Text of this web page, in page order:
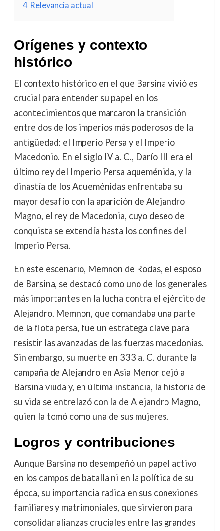
4 Relevancia actual
Orígenes y contexto
histórico
El contexto histórico en el que Barsina vivió es
crucial para entender su papel en los
acontecimientos que marcaron la transición
entre dos de los imperios más poderosos de la
antigüedad: el Imperio Persa y el Imperio
Macedonio. En el siglo IV a. C., Darío III era el
último rey del Imperio Persa aqueménida, y la
dinastía de los Aqueménidas enfrentaba su
mayor desafío con la aparición de Alejandro
Magno, el rey de Macedonia, cuyo deseo de
conquista se extendía hasta los confines del
Imperio Persa.
En este escenario, Memnon de Rodas, el esposo
de Barsina, se destacó como uno de los generales
más importantes en la lucha contra el ejército de
Alejandro. Memnon, que comandaba una parte
de la flota persa, fue un estratega clave para
resistir las avanzadas de las fuerzas macedonias.
Sin embargo, su muerte en 333 a. C. durante la
campaña de Alejandro en Asia Menor dejó a
Barsina viuda y, en última instancia, la historia de
su vida se entrelazó con la de Alejandro Magno,
quien la tomó como una de sus mujeres.
Logros y contribuciones
Aunque Barsina no desempeñó un papel activo
en los campos de batalla ni en la política de su
época, su importancia radica en sus conexiones
familiares y matrimoniales, que sirvieron para
consolidar alianzas cruciales entre las grandes